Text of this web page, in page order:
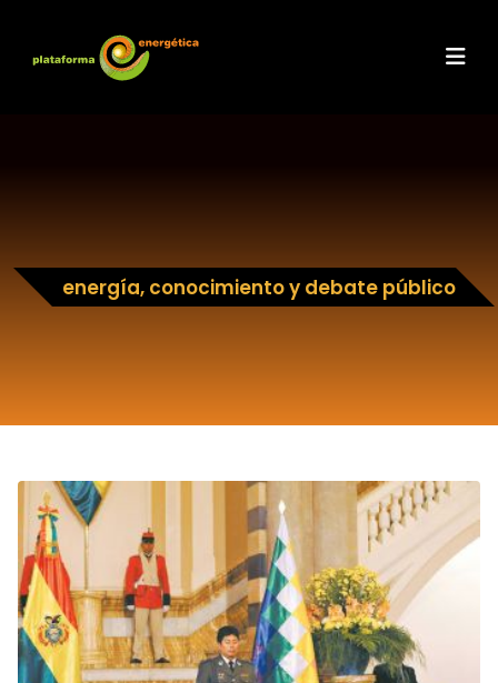
energía, conocimiento y debate público